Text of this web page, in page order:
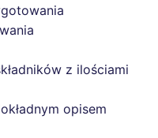
z ilościami
opisem